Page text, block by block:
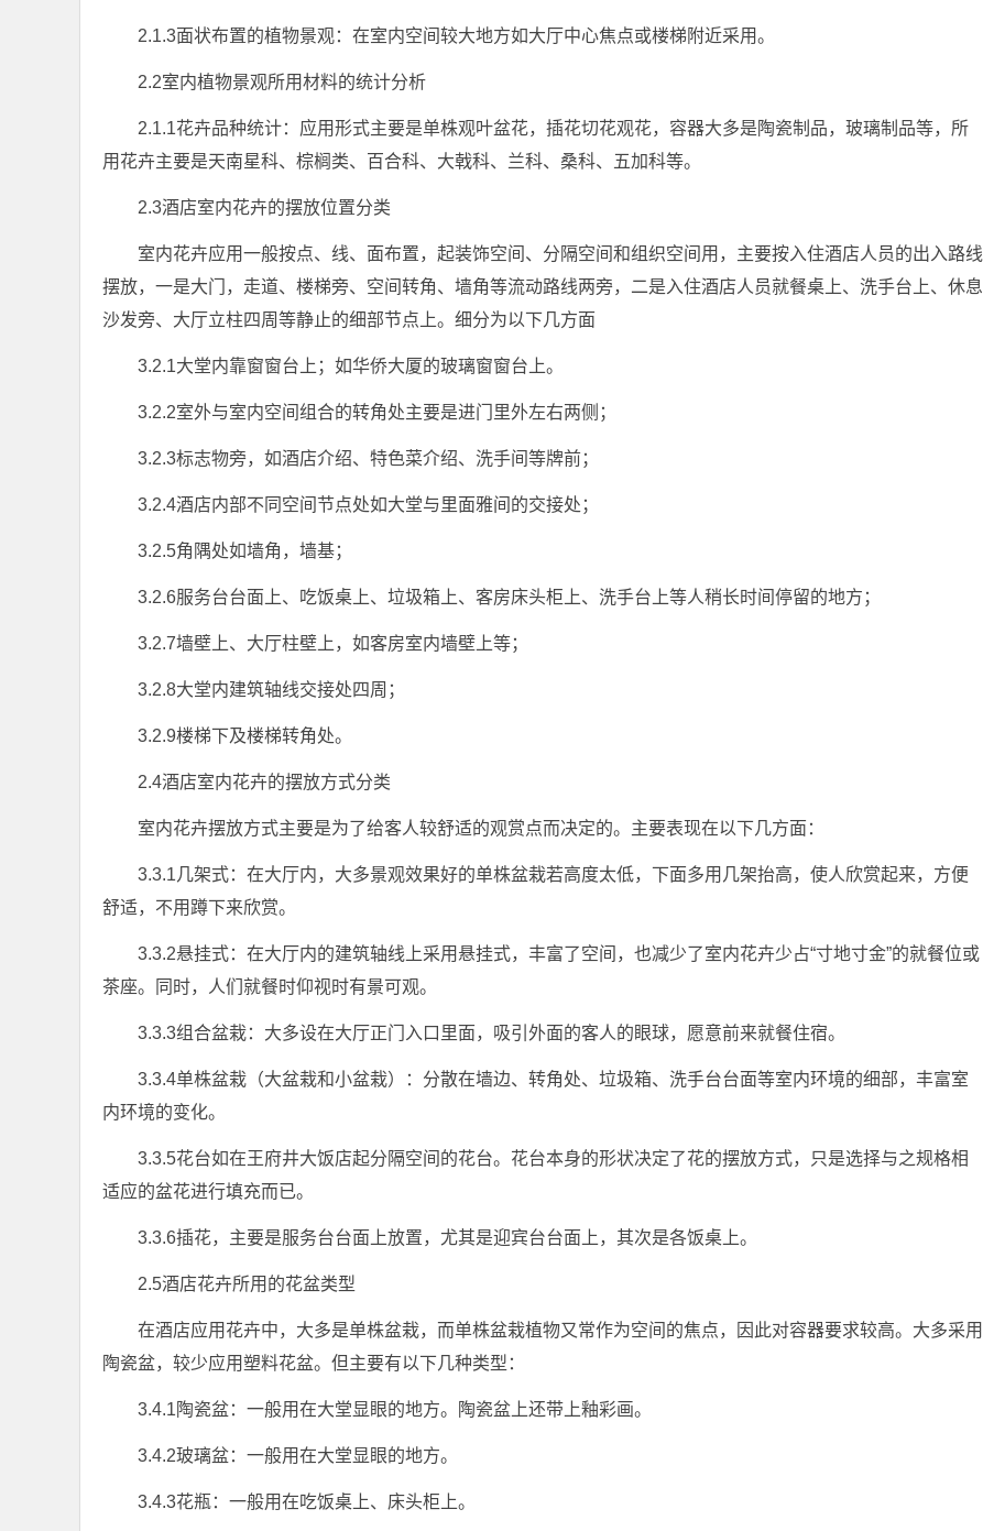
2.1.3面状布置的植物景观：在室内空间较大地方如大厅中心焦点或楼梯附近采用。
2.2室内植物景观所用材料的统计分析
2.1.1花卉品种统计：应用形式主要是单株观叶盆花，插花切花观花，容器大多是陶瓷制品，玻璃制品等，所
用花卉主要是天南星科、棕榈类、百合科、大戟科、兰科、桑科、五加科等。
2.3酒店室内花卉的摆放位置分类
室内花卉应用一般按点、线、面布置，起装饰空间、分隔空间和组织空间用，主要按入住酒店人员的出入路线
摆放，一是大门，走道、楼梯旁、空间转角、墙角等流动路线两旁，二是入住酒店人员就餐桌上、洗手台上、休息
沙发旁、大厅立柱四周等静止的细部节点上。细分为以下几方面
3.2.1大堂内靠窗窗台上；如华侨大厦的玻璃窗窗台上。
3.2.2室外与室内空间组合的转角处主要是进门里外左右两侧；
3.2.3标志物旁，如酒店介绍、特色菜介绍、洗手间等牌前；
3.2.4酒店内部不同空间节点处如大堂与里面雅间的交接处；
3.2.5角隅处如墙角，墙基；
3.2.6服务台台面上、吃饭桌上、垃圾箱上、客房床头柜上、洗手台上等人稍长时间停留的地方；
3.2.7墙壁上、大厅柱壁上，如客房室内墙壁上等；
3.2.8大堂内建筑轴线交接处四周；
3.2.9楼梯下及楼梯转角处。
2.4酒店室内花卉的摆放方式分类
室内花卉摆放方式主要是为了给客人较舒适的观赏点而决定的。主要表现在以下几方面：
3.3.1几架式：在大厅内，大多景观效果好的单株盆栽若高度太低，下面多用几架抬高，使人欣赏起来，方便
舒适，不用蹲下来欣赏。
3.3.2悬挂式：在大厅内的建筑轴线上采用悬挂式，丰富了空间，也减少了室内花卉少占“寸地寸金”的就餐位或
茶座。同时，人们就餐时仰视时有景可观。
3.3.3组合盆栽：大多设在大厅正门入口里面，吸引外面的客人的眼球，愿意前来就餐住宿。
3.3.4单株盆栽（大盆栽和小盆栽）：分散在墙边、转角处、垃圾箱、洗手台台面等室内环境的细部，丰富室
内环境的变化。
3.3.5花台如在王府井大饭店起分隔空间的花台。花台本身的形状决定了花的摆放方式，只是选择与之规格相
适应的盆花进行填充而已。
3.3.6插花，主要是服务台台面上放置，尤其是迎宾台台面上，其次是各饭桌上。
2.5酒店花卉所用的花盆类型
在酒店应用花卉中，大多是单株盆栽，而单株盆栽植物又常作为空间的焦点，因此对容器要求较高。大多采用
陶瓷盆，较少应用塑料花盆。但主要有以下几种类型：
3.4.1陶瓷盆：一般用在大堂显眼的地方。陶瓷盆上还带上釉彩画。
3.4.2玻璃盆：一般用在大堂显眼的地方。
3.4.3花瓶：一般用在吃饭桌上、床头柜上。